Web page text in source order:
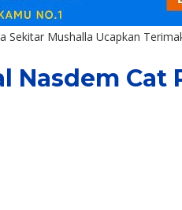
Sekitar Mushalla Ucapkan
Cat